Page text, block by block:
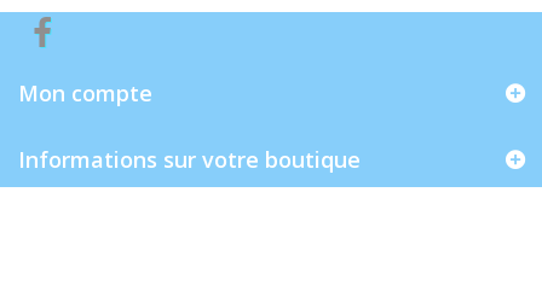
Mon compte
Informations sur votre boutique